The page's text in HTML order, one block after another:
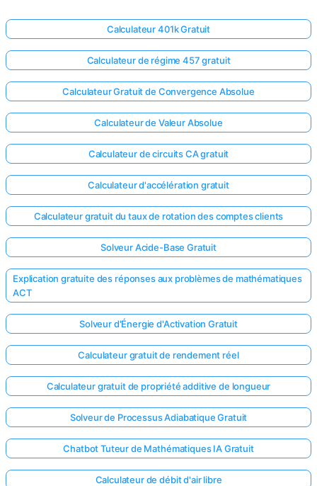
Calculateur 401k Gratuit
Calculateur de régime 457 gratuit
Calculateur Gratuit de Convergence Absolue
Calculateur de Valeur Absolue
Calculateur de circuits CA gratuit
Calculateur d'accélération gratuit
Calculateur gratuit du taux de rotation des comptes clients
Solveur Acide-Base Gratuit
Explication gratuite des réponses aux problèmes de mathématiques
ACT
Solveur d'Énergie d'Activation Gratuit
Calculateur gratuit de rendement réel
Calculateur gratuit de propriété additive de longueur
Solveur de Processus Adiabatique Gratuit
Chatbot Tuteur de Mathématiques IA Gratuit
Calculateur de débit d'air libre